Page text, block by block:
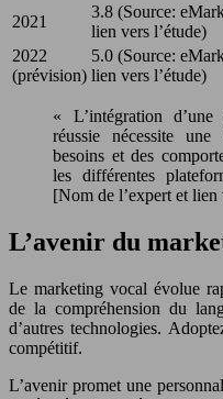
2021
3.8 (Source:
lien vers l’étude)
2022
(prévision)
5.0 (Source:
lien vers l’étude)
« L’intégration
réussie nécessite une
besoins et des
les différentes
[Nom de l’expert et lien
L’avenir du
Le marketing vocal évolue
de la compréhension du
d’autres technologies.
compétitif.
L’avenir promet une